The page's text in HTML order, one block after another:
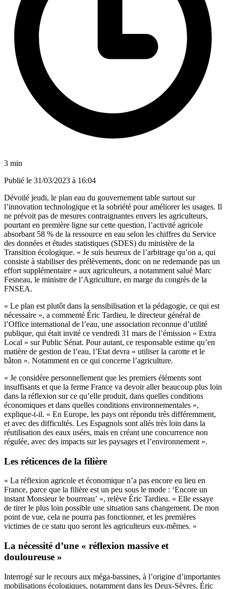
3 min
Publié le 31/03/2023 à 16:04
Dévoilé jeudi, le plan eau du gouvernement table surtout sur
l’innovation technologique et la sobriété pour améliorer les usages. Il
ne prévoit pas de mesures contraignantes envers les agriculteurs,
pourtant en première ligne sur cette question, l’activité agricole
absorbant 58 % de la ressource en eau selon les chiffres du Service
des données et études statistiques (SDES) du ministère de la
Transition écologique. « Je suis heureux de l’arbitrage qu’on a, qui
consiste à stabiliser des prélèvements, donc on ne redemande pas un
effort supplémentaire » aux agriculteurs, a notamment salué Marc
Fesneau, le ministre de l’Agriculture, en marge du congrès de la
FNSEA.
« Le plan est plutôt dans la sensibilisation et la pédagogie, ce qui est
nécessaire », a commenté Éric Tardieu, le directeur général de
l’Office international de l’eau, une association reconnue d’utilité
publique, qui était invité ce vendredi 31 mars de l’émission « Extra
Local » sur Public Sénat. Pour autant, ce responsable estime qu’en
matière de gestion de l’eau, l’Etat devra « utiliser la carotte et le
bâton ». Notamment en ce qui concerne l’agriculture.
« Je considère personnellement que les premiers éléments sont
insuffisants et que la ferme France va devoir aller beaucoup plus loin
dans la réflexion sur ce qu’elle produit, dans quelles conditions
économiques et dans quelles conditions environnementales »,
explique-t-il. « En Europe, les pays ont répondu très différemment,
et avec des difficultés. Les Espagnols sont allés très loin dans la
réutilisation des eaux usées, mais en créant une concurrence non
régulée, avec des impacts sur les paysages et l’environnement ».
Les réticences de la filière
« La réflexion agricole et économique n’a pas encore eu lieu en
France, parce que la filière est un peu sous le mode : ‘Encore un
instant Monsieur le bourreau’ », relève Éric Tardieu. « Elle essaye
de tirer le plus loin possible une situation sans changement. De mon
point de vue, cela ne pourra pas fonctionner, et les premières
victimes de ce statu quo seront les agriculteurs eux-mêmes. »
La nécessité d’une « réflexion massive et
douloureuse »
Interrogé surle recours aux méga-bassines, à l’origine d’importantes
mobilisations écologiques, notamment dans les Deux-Sèvres, Éric